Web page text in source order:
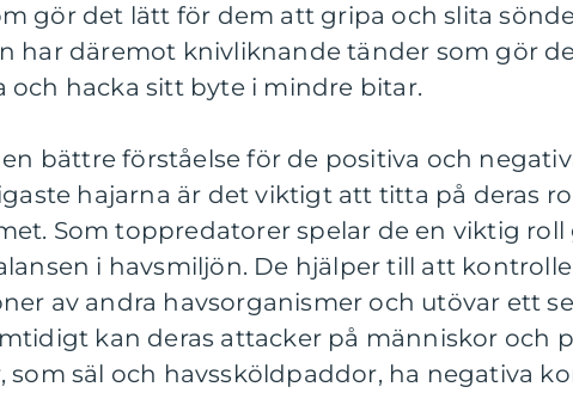
gör det lätt för dem att gripa och slita
har däremot knivliknande tänder som gör
och hacka sitt byte i mindre bitar.
bättre förståelse för de positiva och
hajarna är det viktigt att titta på deras
Som toppredatorer spelar de en viktig
i havsmiljön. De hjälper till att
av andra havsorganismer och utövar ett
kan deras attacker på människor och
som säl och havssköldpaddor, ha negativa